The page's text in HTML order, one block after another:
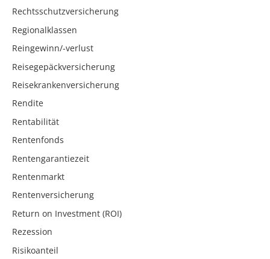
Rechtsschutzversicherung
Regionalklassen
Reingewinn/-verlust
Reisegepäckversicherung
Reisekrankenversicherung
Rendite
Rentabilität
Rentenfonds
Rentengarantiezeit
Rentenmarkt
Rentenversicherung
Return on Investment (ROI)
Rezession
Risikoanteil